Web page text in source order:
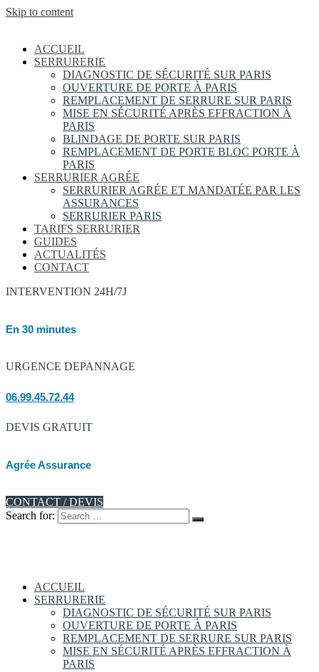
Skip to content
ACCUEIL
SERRURERIE
DIAGNOSTIC DE SÉCURITÉ SUR PARIS
OUVERTURE DE PORTE À PARIS
REMPLACEMENT DE SERRURE SUR PARIS
MISE EN SÉCURITÉ APRÈS EFFRACTION À
PARIS
BLINDAGE DE PORTE SUR PARIS
REMPLACEMENT DE PORTE BLOC PORTE À
PARIS
SERRURIER AGRÉE
SERRURIER AGRÉE ET MANDATÉE PAR LES
ASSURANCES
SERRURIER PARIS
TARIFS SERRURIER
GUIDES
ACTUALITÉS
CONTACT
INTERVENTION 24H/7J
En 30 minutes
URGENCE DEPANNAGE
06.99.45.72.44
DEVIS GRATUIT
Agrée Assurance
CONTACT / DEVIS
Search for:
ACCUEIL
SERRURERIE
DIAGNOSTIC DE SÉCURITÉ SUR PARIS
OUVERTURE DE PORTE À PARIS
REMPLACEMENT DE SERRURE SUR PARIS
MISE EN SÉCURITÉ APRÈS EFFRACTION À
PARIS